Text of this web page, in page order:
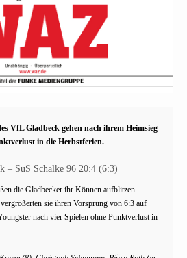
VfL Gladbeck gehen nach ihrem Heimsieg
in die Herbstferien.
– SuS Schalke 96 20:4 (6:3)
die Gladbecker ihr Können aufblitzen.
sie ihren Vorsprung von 6:3 auf
nach vier Spielen ohne Punktverlust in